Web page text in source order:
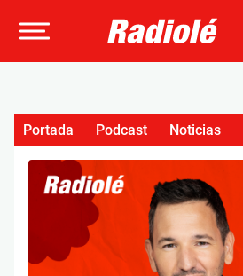
Portada Podcast Noticias